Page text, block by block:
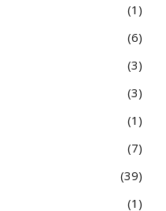
1
6
3
3
1
7
39
1